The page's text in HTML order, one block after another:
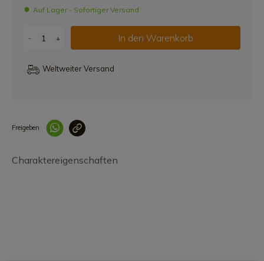
Auf Lager - Sofortiger Versand
- + In den Warenkorb
Weltweiter Versand
Freigeben
Charaktereigenschaften